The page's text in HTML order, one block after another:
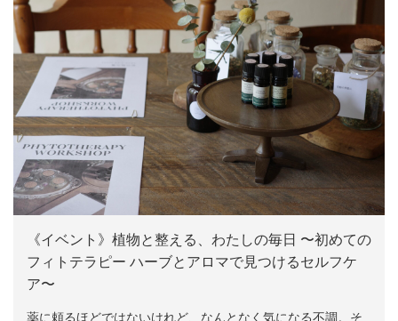
《イベント》植物と整える、わたしの毎日 〜初めての
フィトテラピー ハーブとアロマで見つけるセルフケ
ア〜
薬に頼るほどではないけれど、なんとなく気になる不調。そ